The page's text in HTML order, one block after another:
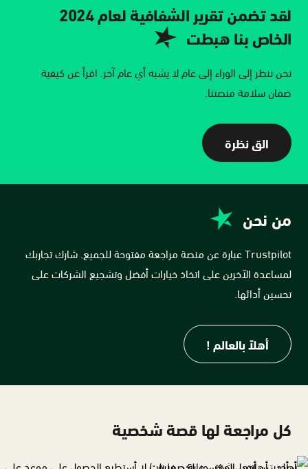
لقد تضمن تقرير الشفافية لعام 2024
الخاص بنا هبطت
نحن ننظر إلى الوراء إلى عام لا يشبه أي عام آخر. اقرأ عن كيفية
ضمان سلامة منصتنا.
الق نظرة
من نحن
Trustpilot عبارة عن منصة مراجعة مفتوحة للجميع. شارك تجاربك
لمساعدة الآخرين على اتخاذ خيارات أفضل وتشجيع الشركات على
تحسين أدائها.
أهلاً بالعالم !
كل مراجعة لها قصة شخصية